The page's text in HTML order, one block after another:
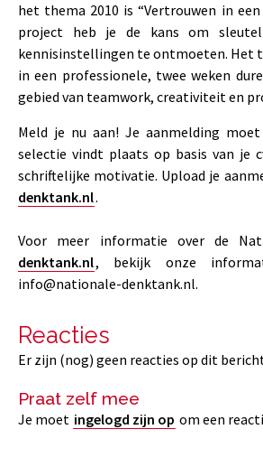
het thema 2010 is “Vertrouwen in
project heb je de kans om
kennisinstellingen te ontmoeten. Het
in een professionele, twee weken
gebied van teamwork, creativiteit en
Meld je nu aan! Je aanmelding
selectie vindt plaats op basis van je
schriftelijke motivatie. Upload je
denktank.nl.
Voor meer informatie over de
denktank.nl, bekijk onze
info@nationale-denktank.nl.
Reacties
Er zijn (nog) geen reacties op dit
Praat zelf mee
Je moet ingelogd zijn op om een